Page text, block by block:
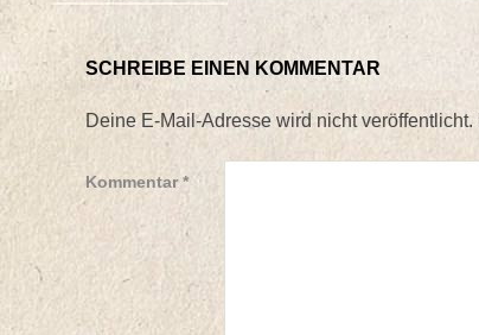
SCHREIBE EINEN KOMMENTAR
Deine E-Mail-Adresse wird nicht veröffentlicht.
Kommentar *